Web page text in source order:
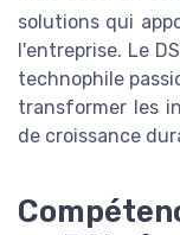
solutions qui
l'entreprise. Le
technophile
transformer les
de croissance